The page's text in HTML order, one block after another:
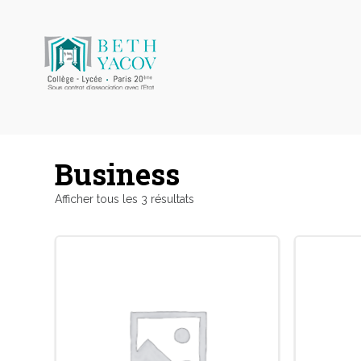
Business
Afficher tous les 3 résultats